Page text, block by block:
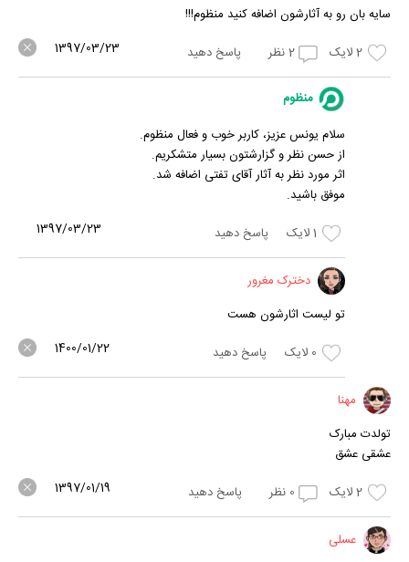
سایه بان رو به آثارشون اضافه کنید منظوم!!!
2لایک 2نظر پاسخ دهید 1397/03/23
منظوم
سلام یونس عزیز، کاربر خوب و فعال منظوم.
از حسن نظر و گزارشتون بسیار متشکریم.
اثر مورد نظر به آثار آقای تفتی اضافه شد.
موفق باشید.
1لایک پاسخ دهید 1397/03/23
دخترک مغرور
تو لیست اثارشون هست
0 لایک پاسخ دهید 1400/01/22
مهنا
تولدت مبارک
عشقی عشق
2لایک 0 نظر پاسخ دهید 1397/01/19
عسلی